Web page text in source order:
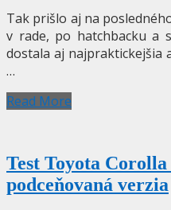
Tak prišlo aj na
v rade, po hatchbacku a
dostala aj najpraktickejšia
…
Read More
Test Toyota
podceňovaná verzia